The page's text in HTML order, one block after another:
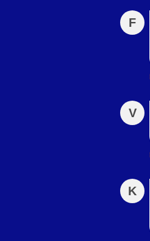
F
V
K